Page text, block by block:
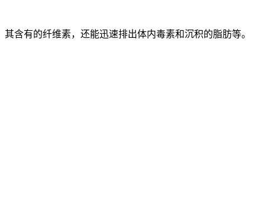
含有的纤维素，还能迅速排出体内毒素和沉积的脂肪等。